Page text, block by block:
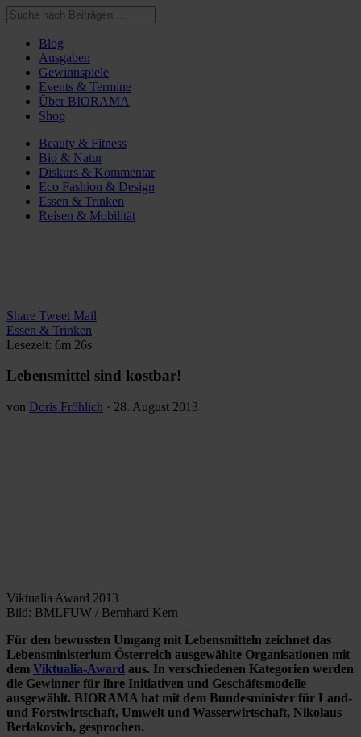
Blog
Ausgaben
Gewinnspiele
Events & Termine
Über BIORAMA
Shop
Beauty & Fitness
Bio & Natur
Diskurs & Kommentar
Eco Fashion & Design
Essen & Trinken
Reisen & Mobilität
Share Tweet Mail
Essen & Trinken
Lesezeit: 6m 26s
Lebensmittel sind kostbar!
von Doris Fröhlich · 28. August 2013
Viktualia Award 2013
Bild: BMLFUW / Bernhard Kern
Für den bewussten Umgang mit Lebensmitteln zeichnet das
Lebensministerium Österreich ausgewählte Organisationen mit
dem Viktualia-Award aus. In verschiedenen Kategorien werden
die Gewinner für ihre Initiativen und Geschäftsmodelle
ausgewählt. BIORAMA hat mit dem Bundesminister für Land-
und Forstwirtschaft, Umwelt und Wasserwirtschaft, Nikolaus
Berlakovich, gesprochen.